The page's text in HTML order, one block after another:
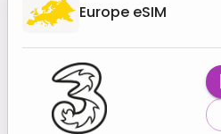
Europe eSIM